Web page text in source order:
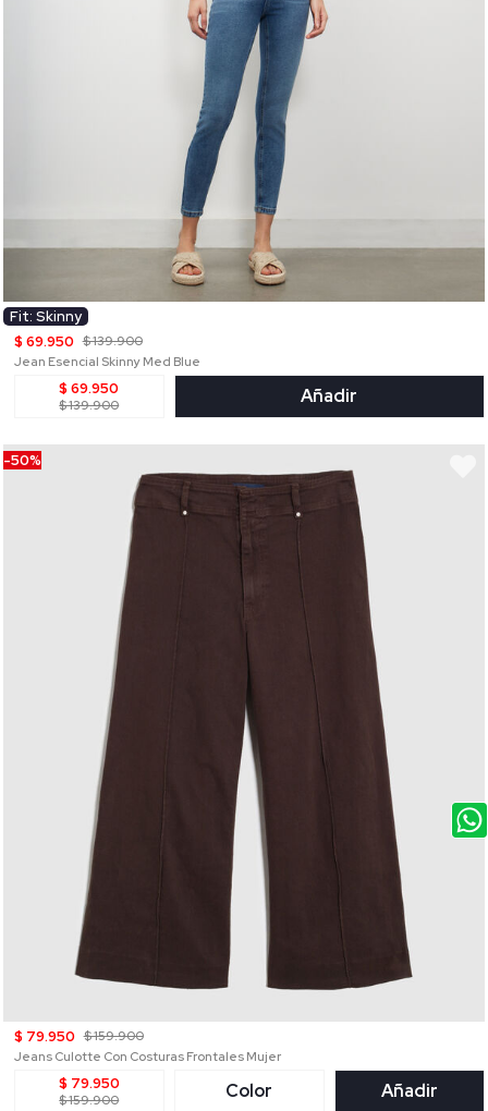
Fit: Skinny
$ 69.950 $ 139.900
Jean Esencial Skinny Med Blue
$ 69.950
$ 139.900 Añadir
-50%
$ 79.950 $ 159.900
Jeans Culotte Con Costuras Frontales Mujer
$ 79.950
$ 159.900 Color Añadir